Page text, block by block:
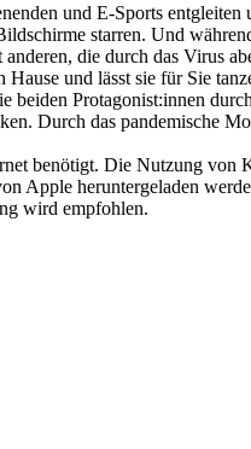
und E-Sports
starren. Und
die durch das Virus
und lässt sie für Sie
Protagonist:innen
Durch das pandemische
benötigt. Die Nutzung
Apple heruntergeladen
wird empfohlen.